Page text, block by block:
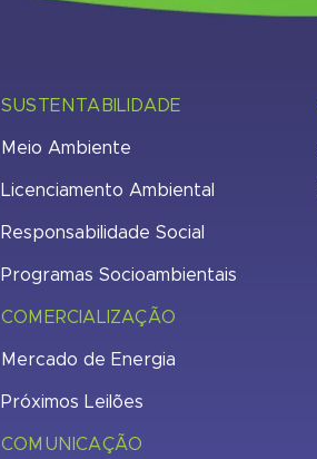
SUSTENTABILIDADE
Meio Ambiente
Licenciamento Ambiental
Responsabilidade Social
Programas Socioambientais
COMERCIALIZAÇÃO
Mercado de Energia
Próximos Leilões
COMUNICAÇÃO